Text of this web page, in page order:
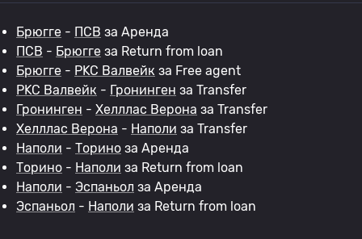
Брюгге - ПСВ за Аренда
ПСВ - Брюгге за Return from loan
Брюгге - РKC Валвейк за Free agent
РKC Валвейк - Гронинген за Transfer
Гронинген - Хелллас Верона за Transfer
Хелллас Верона - Наполи за Transfer
Наполи - Торино за Аренда
Торино - Наполи за Return from loan
Наполи - Эспаньол за Аренда
Эспаньол - Наполи за Return from loan